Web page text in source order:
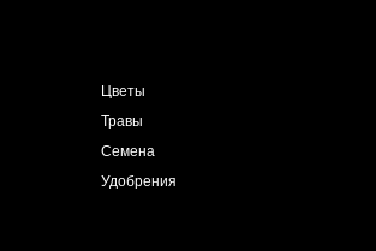
Цветы
Травы
Семена
Удобрения